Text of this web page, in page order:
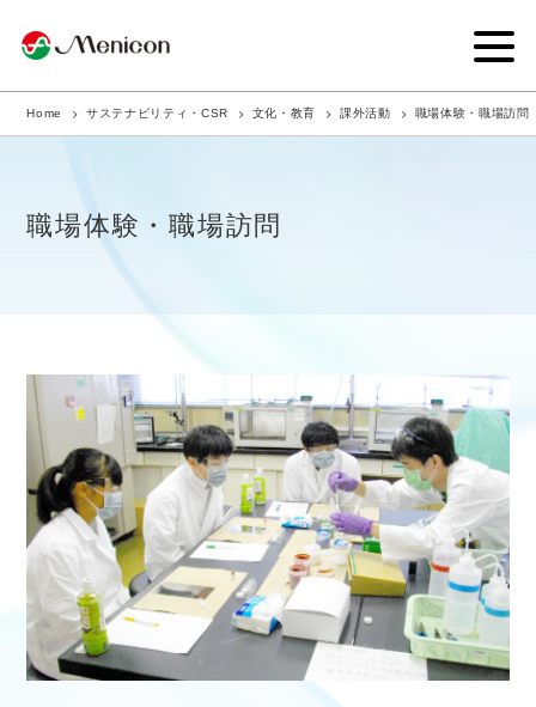
企業情報
商品サイト
ニュース
採用情報
医療従事者向け情報 GLOBAL
Home サステナビリティ・CSR 文化・教育 課外活動 職場体験・職場訪問
職場体験・職場訪問